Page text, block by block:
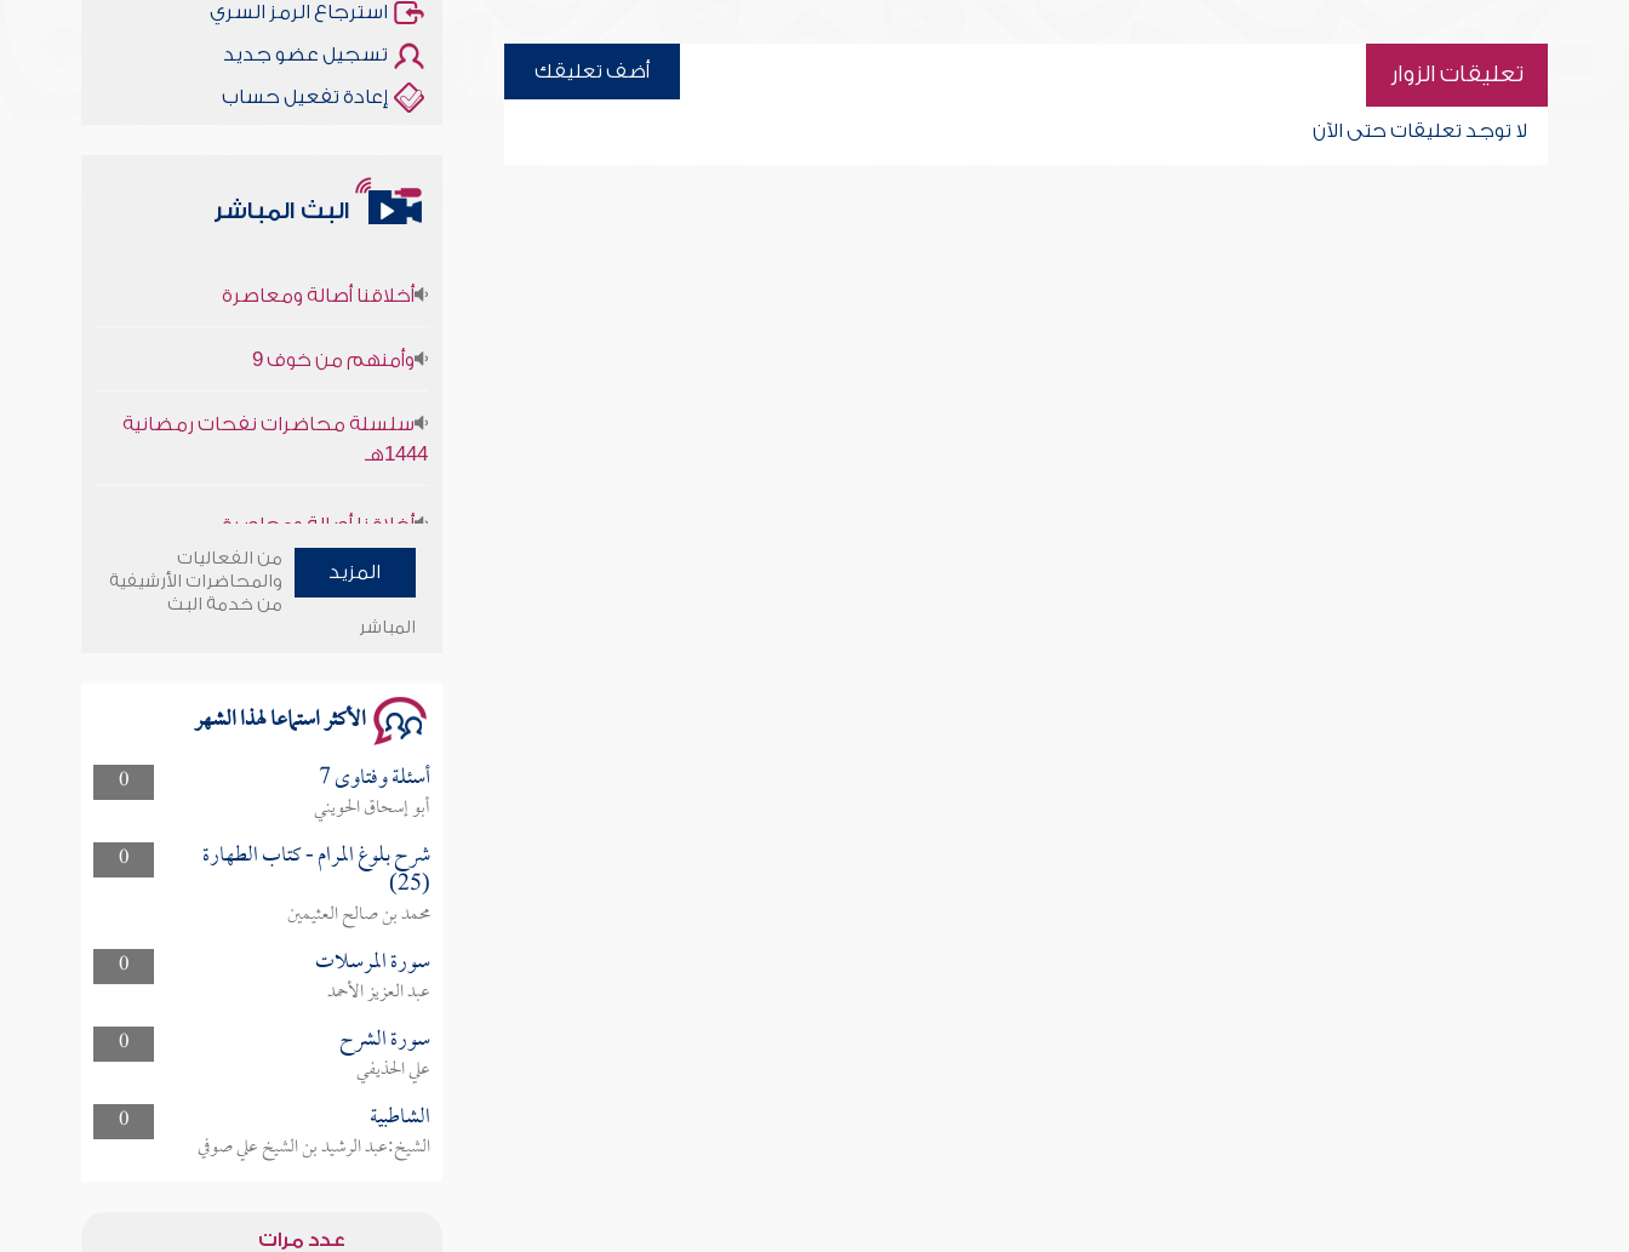
تعليقات الزوار أضف تعليقك
لا توجد تعليقات حتى الآن
استرجاع الرمز السري
تسجيل عضو جديد
إعادة تفعيل حساب
البث المباشر
1444هـ
وأمنهم من خوف 9
سلسلة محاضرات نفحات رمضانية
المزيد
من الفعاليات
والمحاضرات الأرشيفية
من خدمة البث
المباشر
الأكثر استماعا لهذا الشهر
0 أسئلة وفتاوى 7
أبو إسحاق الحويني
0
شرح بلوغ المرام - كتاب الطهارة
(25)
محمد بن صالح العثيمين
0
سورة المرسلات
عبد العزيز الأحمد
0
سورة الشرح
علي الحذيفي
0
الشاطبية
الشيخ:عبد الرشيد بن الشيخ علي صوفي
عدد مرات